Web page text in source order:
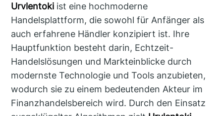
Urvlentoki ist eine hochmoderne
Handelsplattform, die sowohl für Anfänger als
auch erfahrene Händler konzipiert ist. Ihre
Hauptfunktion besteht darin, Echtzeit-
Handelslösungen und Markteinblicke durch
modernste Technologie und Tools anzubieten,
wodurch sie zu einem bedeutenden Akteur im
Finanzhandelsbereich wird. Durch den Einsatz